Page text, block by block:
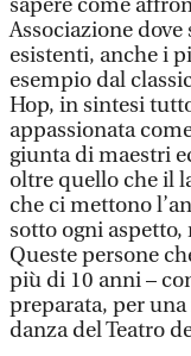
sapere come
Associazione
esistenti, anche i
esempio dal
Hop, in sintesi
appassionata
giunta di maestri
oltre quello che il
che ci mettono
sotto ogni
Queste persone
più di 10 anni –
preparata, per
danza del Teatro